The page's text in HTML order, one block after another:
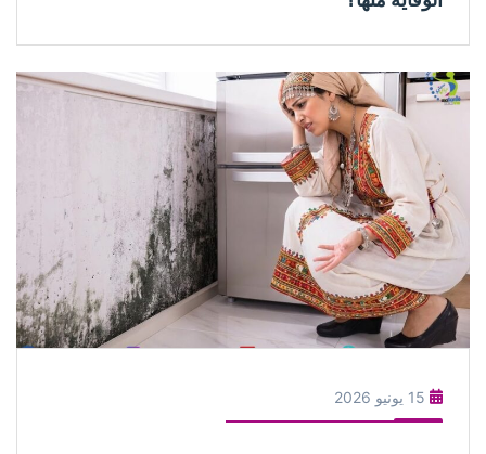
15 يونيو 2026